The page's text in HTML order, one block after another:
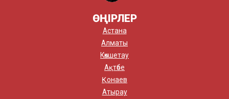
ӨҢІРЛЕР
Астана
Алматы
Көкшетау
Ақтөбе
Қонаев
Атырау